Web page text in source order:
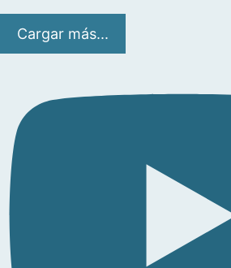
Cargar más...